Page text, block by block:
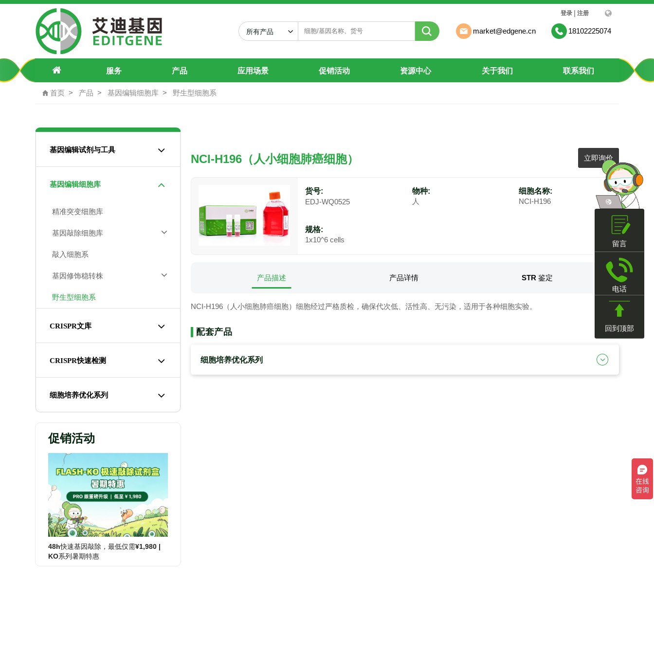
NCI-H196 人小细胞肺癌细胞
所有产品 market@edgene.cn 18102225074
登录 | 注册
服务 产品 应用场景 促销活动 资源中心 关于我们 联系我们
首页 产品 基因编辑细胞库 野生型细胞系
基因编辑试剂与工具
基因编辑细胞库
精准突变细胞库
基因敲除细胞库
敲入细胞系
基因修饰稳转株
野生型细胞系
CRISPR文库
CRISPR快速检测
细胞培养优化系列
促销活动
48h快速基因敲除，最低仅需¥1,980 |
KO系列暑期特惠
NCI-H196（人小细胞肺癌细胞） 立即询价
货号:
EDJ-WQ0525
物种:
人
细胞名称:
NCI-H196
规格:
1x10^6 cells
产品描述 产品详情 STR 鉴定
NCI-H196（人小细胞肺癌细胞）细胞经过严格质检，确保代次低、活性高、无污染，适用于各种细胞实验。
配套产品
细胞培养优化系列
留言
电话
回到顶部